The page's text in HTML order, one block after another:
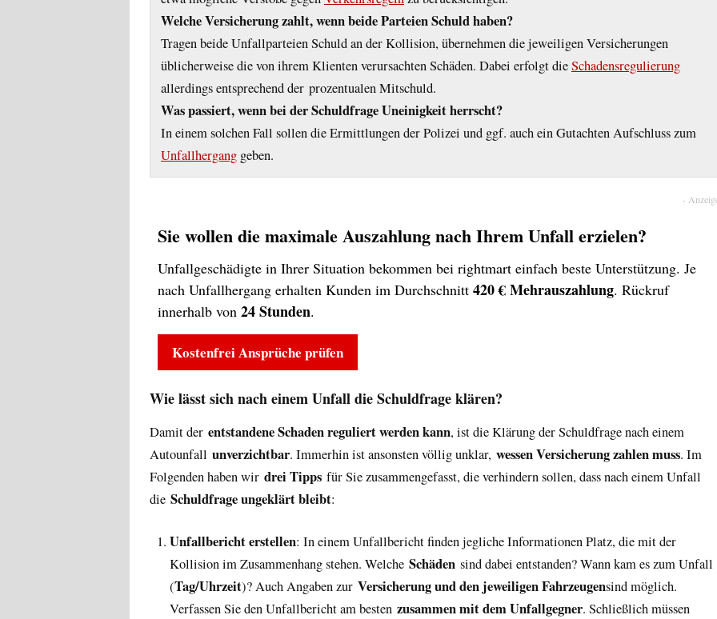
Welche Versicherung zahlt, wenn beide Parteien Schuld haben?
Tragen beide Unfallparteien Schuld an der Kollision, übernehmen die jeweiligen Versicherungen
üblicherweise die von ihrem Klienten verursachten Schäden. Dabei erfolgt dieSchadensregulierung
allerdings entsprechend der prozentualen Mitschuld.
Was passiert, wenn bei der Schuldfrage Uneinigkeit herrscht?
In einem solchen Fall sollen die Ermittlungen der Polizei und ggf. auch ein Gutachten Aufschluss zum
Unfallhergang geben.
Sie wollen die maximale Auszahlung nach Ihrem Unfall erzielen?
Unfallgeschädigte in Ihrer Situation bekommen bei rightmart einfach beste Unterstützung. Je
nach Unfallhergang erhalten Kunden im Durchschnitt 420 € Mehrauszahlung. Rückruf
innerhalb von 24 Stunden.
Kostenfrei Ansprüche prüfen
Wie lässt sich nach einem Unfall die Schuldfrage klären?
Damit der entstandene Schaden reguliert werden kann, ist die Klärung der Schuldfrage nach einem
Autounfall unverzichtbar. Immerhin ist ansonsten völlig unklar, wessen Versicherung zahlen muss. Im
Folgenden haben wir drei Tipps für Sie zusammengefasst, die verhindern sollen, dass nach einem Unfall
die Schuldfrage ungeklärt bleibt:
Unfallbericht erstellen: In einem Unfallbericht finden jegliche Informationen Platz, die mit der
Kollision im Zusammenhang stehen. Welche Schäden sind dabei entstanden? Wann kam es zum Unfall
(Tag/Uhrzeit)? Auch Angaben zur Versicherung und den jeweiligen Fahrzeugensind möglich.
Verfassen Sie den Unfallbericht am besten zusammen mit dem Unfallgegner. Schließlich müssen